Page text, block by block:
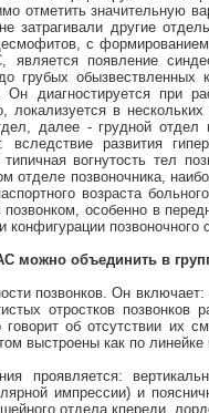
отметить значительную
затрагивали другие
с
является появление
грубых обызвествленных
диагностируется при
локализуется в
далее - грудной отдел
вследствие развития
вогнутость тел
отделе позвоночника,
возраста
позвонком, особенно в
конфигурации
можно объединить в
позвонков. Он
отростков позвонков
говорит об отсутствии их
выстроены как по
проявляется:
импрессии) и
отдела кпереди,